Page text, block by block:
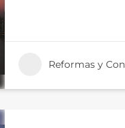
Reformas y